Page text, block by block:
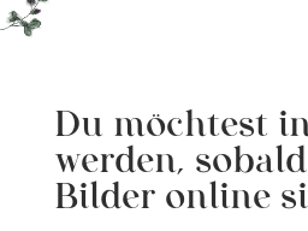
Du möchtest
werden,
Bilder online